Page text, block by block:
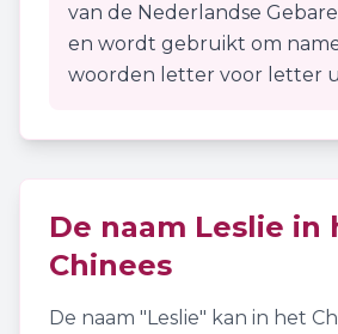
van de Nederlandse
en wordt gebruikt om
woorden letter voor letter
De naam Leslie in
Chinees
De naam "Leslie" kan in het